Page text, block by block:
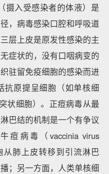
摄入受感染者的体液）是
，病毒感染口腔和呼吸道
层上皮是原发性感染的主
症状的，没有口咽病变的
驻留免疫细胞的感染而进
抗原提呈细胞（如单核细
状细胞）。正痘病毒从最
巴结的机制是一个有争议
痘病毒（vaccinia virus
从肺上皮转移到引流淋巴
；另一方面，人类单核细